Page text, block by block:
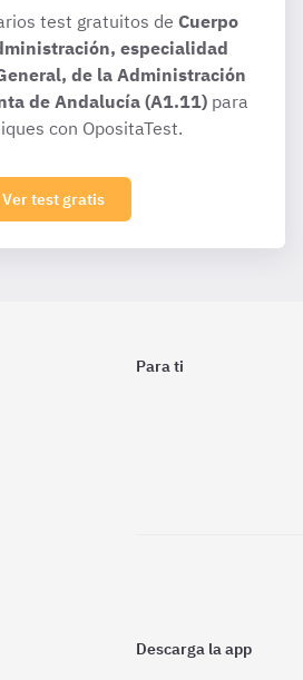
test gratuitos de Cuerpo
especialidad
de la Administración
de Andalucía (A1.11) para
con OpositaTest.
Ver test gratis
Para ti
Descarga la app